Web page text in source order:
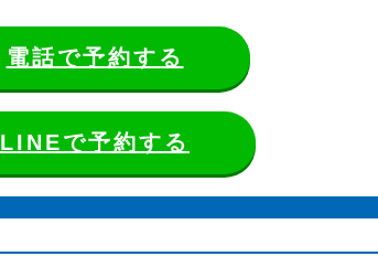
電話で予約する
LINEで予約する